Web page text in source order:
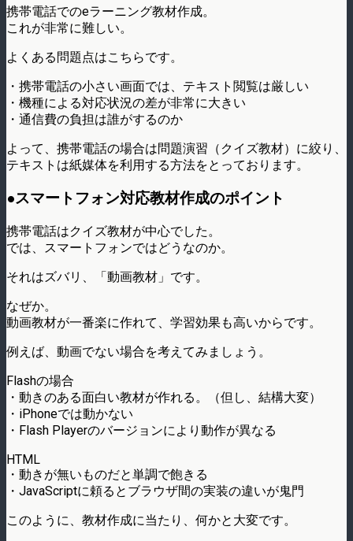
携帯電話でのeラーニング教材作成。
これが非常に難しい。
よくある問題点はこちらです。
・携帯電話の小さい画面では、テキスト閲覧は厳しい
・機種による対応状況の差が非常に大きい
・通信費の負担は誰がするのか
よって、携帯電話の場合は問題演習（クイズ教材）に絞り、
テキストは紙媒体を利用する方法をとっております。
●スマートフォン対応教材作成のポイント
携帯電話はクイズ教材が中心でした。
では、スマートフォンではどうなのか。
それはズバリ、「動画教材」です。
なぜか。
動画教材が一番楽に作れて、学習効果も高いからです。
例えば、動画でない場合を考えてみましょう。
Flashの場合
・動きのある面白い教材が作れる。（但し、結構大変）
・iPhoneでは動かない
・Flash Playerのバージョンにより動作が異なる
HTML
・動きが無いものだと単調で飽きる
・JavaScriptに頼るとブラウザ間の実装の違いが鬼門
このように、教材作成に当たり、何かと大変です。